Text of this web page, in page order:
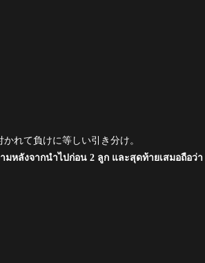
れて負けに等しい引き分け。
หลังจากนำไปก่อน 2 ลูก และสุดท้ายเสมอถือว่า